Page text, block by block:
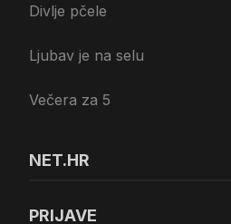
Divlje pčele
Ljubav je na selu
Večera za 5
NET.HR
PRIJAVE